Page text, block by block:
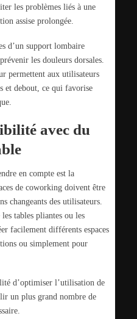
les problèmes liés à une
assise prolongée.
d’un support lombaire
les douleurs dorsales.
permettent aux utilisateurs
et debout, ce qui favorise
avec du
en compte est la
de coworking doivent être
changeants des utilisateurs.
tables pliantes ou les
facilement différents espaces
ou simplement pour
d’optimiser l’utilisation de
un plus grand nombre de